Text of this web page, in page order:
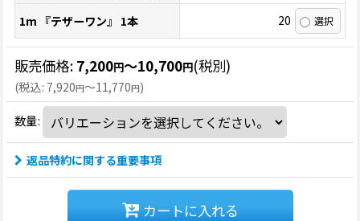
1m 『テザーワン』 1本 20
販売価格: 7,200円～10,700円(税別)
(税込: 7,920円～11,770円)
数量:
返品特約に関する重要事項
カートに入れる